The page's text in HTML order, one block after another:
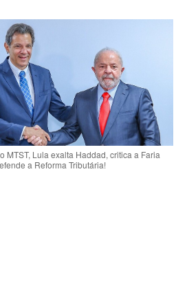
MTST, Lula exalta Haddad, critica a Faria
a Reforma Tributária!